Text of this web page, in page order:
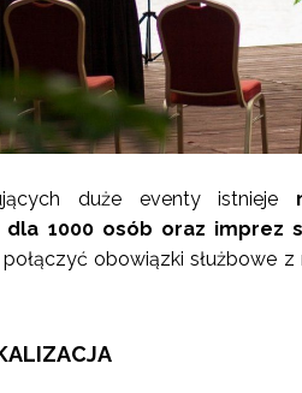
duże eventy istnieje
1000 osób oraz imprez
obowiązki służbowe